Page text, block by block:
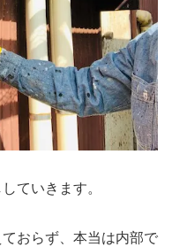
ていきます。
おらず、本当は内部で